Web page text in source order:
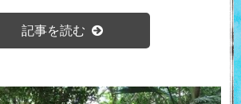
記事を読む